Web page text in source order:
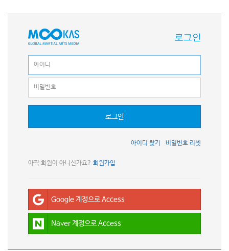
로그인
로그인
비밀번호 리셋
아이디 찾기
아직 회원이 아니신가요? 회원가입
Google 계정으로 Access
Naver 계정으로 Access